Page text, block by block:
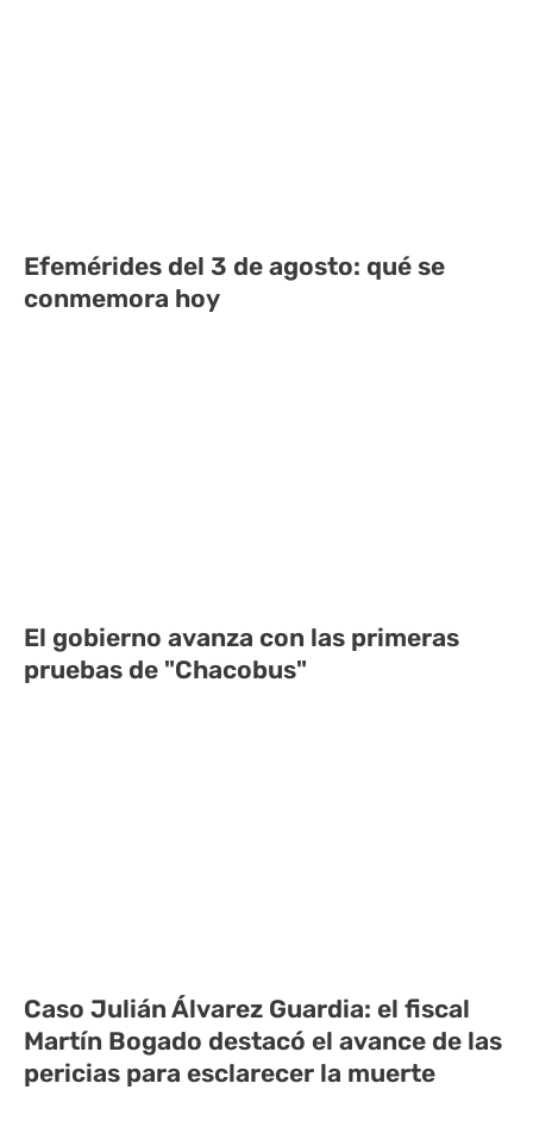
Efemérides del 3 de agosto: qué se
conmemora hoy
El gobierno avanza con las primeras
pruebas de "Chacobus"
Caso Julián Álvarez Guardia: el fiscal
Martín Bogado destacó el avance de las
pericias para esclarecer la muerte